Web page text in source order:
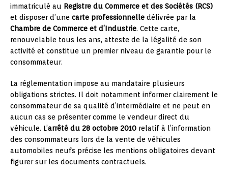
immatriculé au Registre du Commerce et des Sociétés (RCS)
et disposer d’une carte professionnelle délivrée par la
Chambre de Commerce et d’Industrie. Cette carte,
renouvelable tous les ans, atteste de la légalité de son
activité et constitue un premier niveau de garantie pour le
consommateur.
La réglementation impose au mandataire plusieurs
obligations strictes. Il doit notamment informer clairement le
consommateur de sa qualité d’intermédiaire et ne peut en
aucun cas se présenter comme le vendeur direct du
véhicule. L’arrêté du 28 octobre 2010 relatif à l’information
des consommateurs lors de la vente de véhicules
automobiles neufs précise les mentions obligatoires devant
figurer sur les documents contractuels.